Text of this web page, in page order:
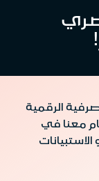
الرقمية
معنا في